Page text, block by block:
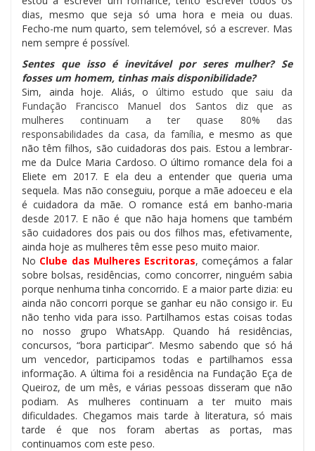
dias, mesmo que seja só uma hora e meia ou duas.
Fecho-me num quarto, sem telemóvel, só a escrever. Mas
nem sempre é possível.
Sentes que isso é inevitável por seres mulher? Se
fosses um homem, tinhas mais disponibilidade?
Sim, ainda hoje. Aliás, o último estudo que saiu da
Fundação Francisco Manuel dos Santos diz que as
mulheres continuam a ter quase 80% das
responsabilidades da casa, da família, e mesmo as que
não têm filhos, são cuidadoras dos pais. Estou a lembrar-
me da Dulce Maria Cardoso. O último romance dela foi a
Eliete em 2017. E ela deu a entender que queria uma
sequela. Mas não conseguiu, porque a mãe adoeceu e ela
é cuidadora da mãe. O romance está em banho-maria
desde 2017. E não é que não haja homens que também
são cuidadores dos pais ou dos filhos mas, efetivamente,
ainda hoje as mulheres têm esse peso muito maior.
No Clube das Mulheres Escritoras, começámos a falar
sobre bolsas, residências, como concorrer, ninguém sabia
porque nenhuma tinha concorrido. E a maior parte dizia: eu
ainda não concorri porque se ganhar eu não consigo ir. Eu
não tenho vida para isso. Partilhamos estas coisas todas
no nosso grupo WhatsApp. Quando há residências,
concursos, “bora participar”. Mesmo sabendo que só há
um vencedor, participamos todas e partilhamos essa
informação. A última foi a residência na Fundação Eça de
Queiroz, de um mês, e várias pessoas disseram que não
podiam. As mulheres continuam a ter muito mais
dificuldades. Chegamos mais tarde à literatura, só mais
tarde é que nos foram abertas as portas, mas
continuamos com este peso.